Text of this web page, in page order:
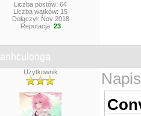
Liczba postów: 64
Liczba wątków: 15
Dołączył: Nov 2018
Reputacja: 23
anhculonga
Użytkownik